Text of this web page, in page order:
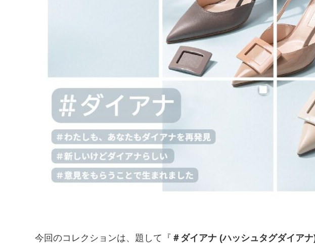
今回のコレクションは、題して『 ＃ダイアナ (ハッシュタグダイアナ